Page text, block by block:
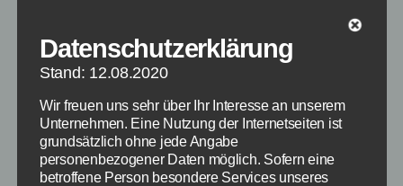
Schlagwörter
FAQ ,Diablo 3
Kategorien
SPIELE TIPPS & TRICKS
Datenschutzerklärung
Stand: 12.08.2020
Wir freuen uns sehr über Ihr Interesse an unserem
Unternehmen. Eine Nutzung der Internetseiten ist
grundsätzlich ohne jede Angabe
personenbezogener Daten möglich. Sofern eine
betroffene Person besondere Services unseres